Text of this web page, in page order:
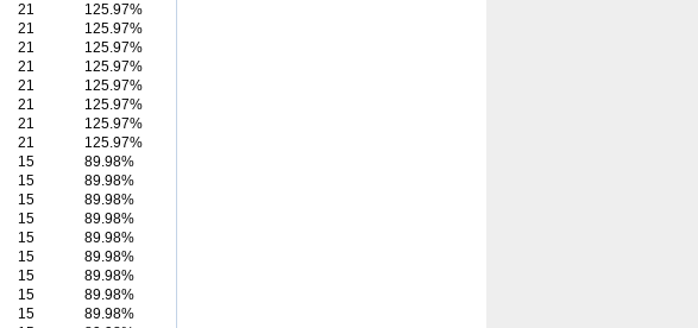
21
125.97%
21
125.97%
21
125.97%
21
125.97%
21
125.97%
21
125.97%
21
125.97%
21
125.97%
15
89.98%
15
89.98%
15
89.98%
15
89.98%
15
89.98%
15
89.98%
15
89.98%
15
89.98%
15
89.98%